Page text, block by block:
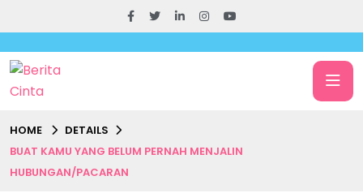
HOME
DETAILS
BUAT KAMU YANG BELUM PERNAH MENJALIN
HUBUNGAN/PACARAN